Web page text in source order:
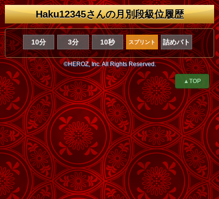
Haku12345さんの月別段級位履歴
10分 3分 10秒 スプリント 詰めバト
©HEROZ, Inc. All Rights Reserved.
▲TOP